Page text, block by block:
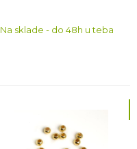
Na sklade - do 48h u teba